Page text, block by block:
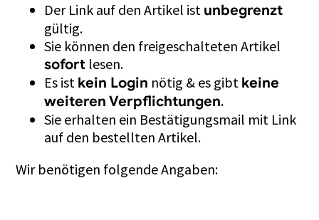
Der Link auf den Artikel ist unbegrenzt
gültig.
Sie können den freigeschalteten Artikel
sofort lesen.
Es ist kein Login nötig & es gibt keine
weiteren Verpflichtungen.
Sie erhalten ein Bestätigungsmail mit Link
auf den bestellten Artikel.
Wir benötigen folgende Angaben: